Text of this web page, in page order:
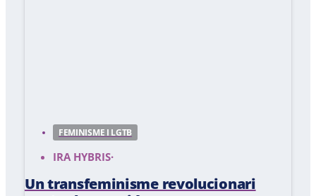
FEMINISME I LGTB
IRA HYBRIS·
Un transfeminisme revolucionari